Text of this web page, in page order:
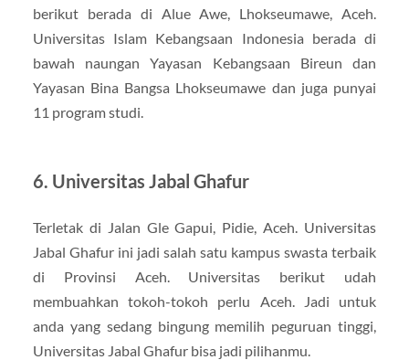
berikut berada di Alue Awe, Lhokseumawe, Aceh.
Universitas Islam Kebangsaan Indonesia berada di
bawah naungan Yayasan Kebangsaan Bireun dan
Yayasan Bina Bangsa Lhokseumawe dan juga punyai
11 program studi.
6. Universitas Jabal Ghafur
Terletak di Jalan Gle Gapui, Pidie, Aceh. Universitas
Jabal Ghafur ini jadi salah satu kampus swasta terbaik
di Provinsi Aceh. Universitas berikut udah
membuahkan tokoh-tokoh perlu Aceh. Jadi untuk
anda yang sedang bingung memilih peguruan tinggi,
Universitas Jabal Ghafur bisa jadi pilihanmu.